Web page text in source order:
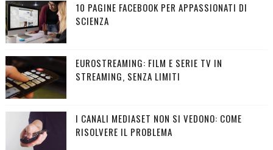
10 PAGINE FACEBOOK PER APPASSIONATI DI
SCIENZA
EUROSTREAMING: FILM E SERIE TV IN
STREAMING, SENZA LIMITI
I CANALI MEDIASET NON SI VEDONO: COME
RISOLVERE IL PROBLEMA